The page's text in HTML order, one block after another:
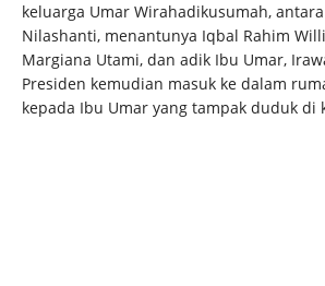
keluarga Umar Wirahadikusumah,
Nilashanti, menantunya Iqbal Rahim
Margiana Utami, dan adik Ibu Umar,
Presiden kemudian masuk ke dalam
kepada Ibu Umar yang tampak duduk di